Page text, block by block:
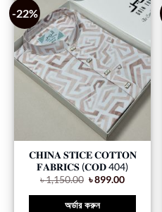
-22%
𝐂𝐇𝐈𝐍𝐀 𝐒𝐓𝐈𝐂𝐄 𝐂𝐎𝐓𝐓𝐎𝐍
𝐅𝐀𝐁𝐑𝐈𝐂𝐒 (𝐂𝐎𝐃 404)
৳1,150.00 ৳899.00
অর্ডার করুন